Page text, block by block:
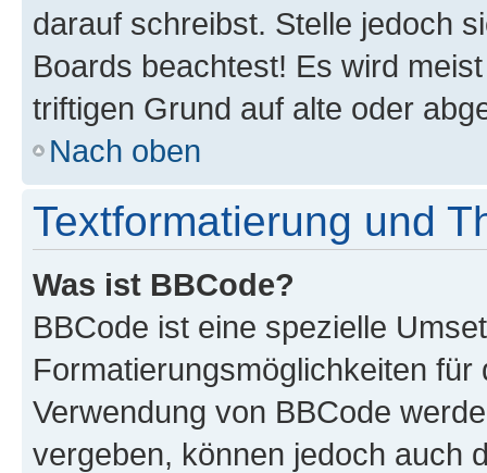
darauf schreibst. Stelle jedoch
Boards beachtest! Es wird
triftigen Grund auf alte oder
Nach oben
Textformatierung und
Was ist BBCode?
BBCode ist eine spezielle
Formatierungsmöglichkeiten
Verwendung von BBCode
vergeben, können jedoch auch